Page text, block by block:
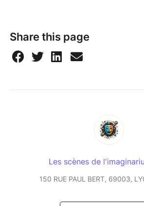
Share this page
Les scènes de
150 RUE PAUL BERT, 69003,